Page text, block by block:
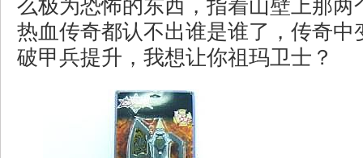
么极为恐怖的东西，指着山壁上那两
热血传奇都认不出谁是谁了，传奇中
破甲兵提升，我想让你祖玛卫士？